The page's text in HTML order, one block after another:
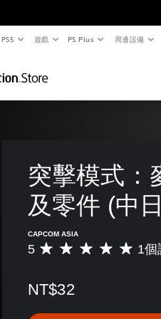
PS5 遊戲 PS Plus 周邊設備
突擊模式：
及零件 (中
CAPCOM ASIA
平
分
5 1個
NT$32